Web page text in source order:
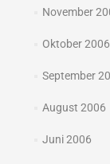
November
Oktober 2006
September
August 2006
Juni 2006